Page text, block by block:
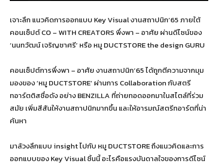
เจาะลึก แนวคิดการออกแบบ Key Visual งานสถาปนิก’65 ภายใต้
คอนเซ็ปต์ CO – WITH CREATORS พึ่งพา – อาศัย ผ่านดีไซน์ของ
‘นนทวัฒน์ เจริญชาศรี’ หรือ หมู DUCTSTORE the design GURU
คอนเซ็ปต์การพึ่งพา – อาศัย งานสถาปนิก’65 ได้ถูกตีความจากมุม
มองของ ‘หมู DUCTSTORE’ ผ่านการ Collaboration กับสตรี
ทอาร์ตติสชื่อดัง อย่าง BENZILLA ที่ถ่ายทอดออกมาในสไตล์ที่ร่วม
สมัย เพิ่มสีสันให้งานสถาปนิกมากขึ้น และให้อารมณ์สตรีทอาร์ตที่น่า
ค้นหา
มาล้วงลึกแบบ insight ไปกับ หมู DUCTSTORE ถึงแนวคิดและการ
ออกแบบของ Key Visual ชิ้นนี้ อะไรคือแรงบันดาลใจของการดีไซน์